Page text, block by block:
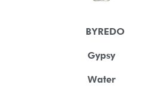
BYREDO
Gypsy
Water